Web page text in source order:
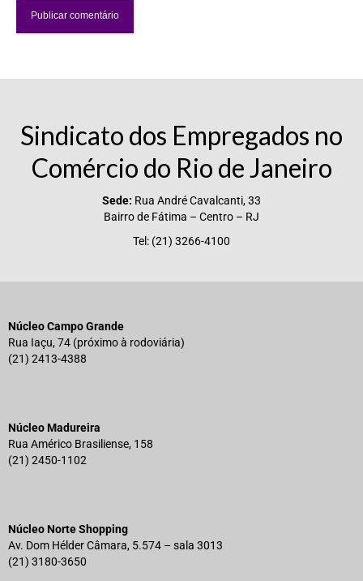
Sindicato dos Empregados no
Comércio do Rio de Janeiro
Sede: Rua André Cavalcanti, 33
Bairro de Fátima – Centro – RJ
Tel: (21) 3266-4100
Núcleo Campo Grande
Rua Iaçu, 74 (próximo à rodoviária)
(21) 2413-4388
Núcleo Madureira
Rua Américo Brasiliense, 158
(21) 2450-1102
Núcleo Norte Shopping
Av. Dom Hélder Câmara, 5.574 – sala 3013
(21) 3180-3650